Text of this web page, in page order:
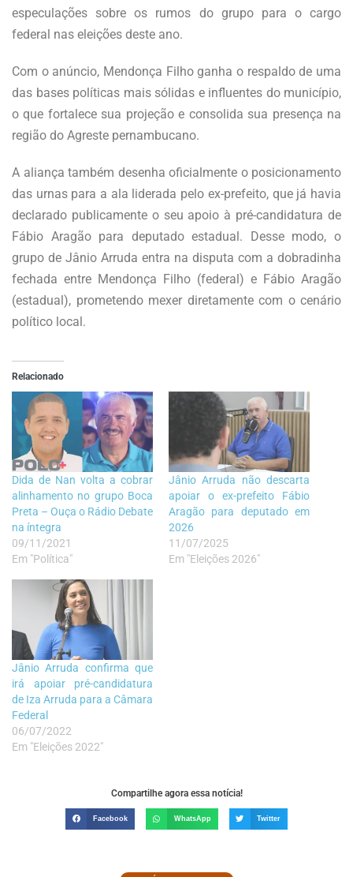
especulações sobre os rumos do grupo para o cargo
federal nas eleições deste ano.
Com o anúncio, Mendonça Filho ganha o respaldo de uma
das bases políticas mais sólidas e influentes do município,
o que fortalece sua projeção e consolida sua presença na
região do Agreste pernambucano.
A aliança também desenha oficialmente o posicionamento
das urnas para a ala liderada pelo ex-prefeito, que já havia
declarado publicamente o seu apoio à pré-candidatura de
Fábio Aragão para deputado estadual. Desse modo, o
grupo de Jânio Arruda entra na disputa com a dobradinha
fechada entre Mendonça Filho (federal) e Fábio Aragão
(estadual), prometendo mexer diretamente com o cenário
político local.
Relacionado
Dida de Nan volta a cobrar
alinhamento no grupo Boca
Preta – Ouça o Rádio Debate
na íntegra
09/11/2021
Em "Política"
Jânio Arruda não descarta
apoiar o ex-prefeito Fábio
Aragão para deputado em
2026
11/07/2025
Em "Eleições 2026"
Jânio Arruda confirma que
irá apoiar pré-candidatura
de Iza Arruda para a Câmara
Federal
06/07/2022
Em "Eleições 2022"
Compartilhe agora essa notícia!
Facebook WhatsApp Twitter